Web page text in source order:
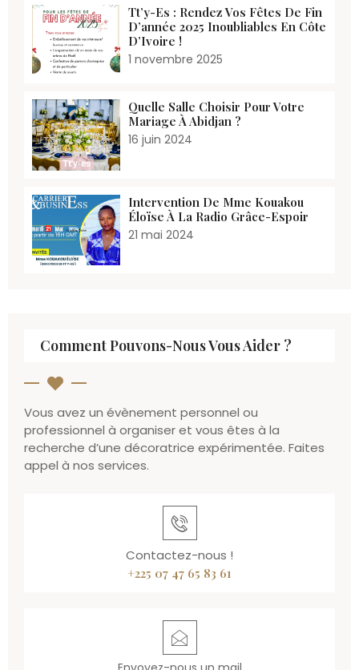
Tt’y-Es : Rendez Vos Fêtes De Fin
D’année 2025 Inoubliables En Côte
D’Ivoire !
1 novembre 2025
Quelle Salle Choisir Pour Votre
Mariage À Abidjan ?
16 juin 2024
Intervention De Mme Kouakou
Éloïse À La Radio Grâce-Espoir
21 mai 2024
Comment Pouvons-Nous Vous Aider ?
Vous avez un évènement personnel ou
professionnel à organiser et vous êtes à la
recherche d’une décoratrice expérimentée. Faites
appel à nos services.
Contactez-nous !
+225 07 47 65 83 61